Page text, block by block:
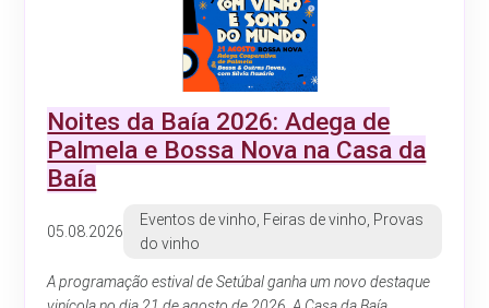
Noites da Baía 2026: Adega de
Palmela e Bossa Nova na Casa da
Baía
05.08.2026
Eventos de vinho, Feiras de vinho, Provas
do vinho
A programação estival de Setúbal ganha um novo destaque